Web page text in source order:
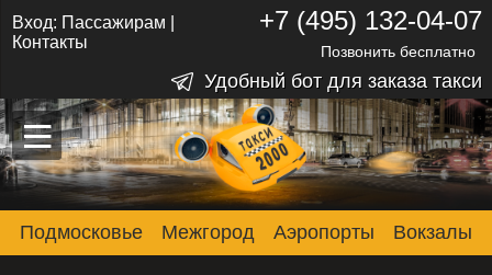
–
–
–
Вход: Пассажирам
Контакты
+7 (495) 132-04-07
Позвонить бесплатно
Удобный бот для заказа такси
Подмосковье Межгород Аэропорты Вокзалы